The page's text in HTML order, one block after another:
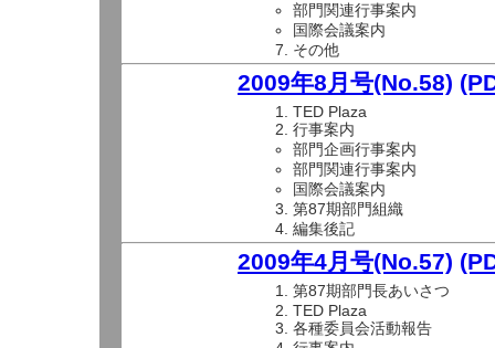
部門関連行事案内
国際会議案内
その他
2009年8月号(No.58)
TED Plaza
行事案内
部門企画行事案内
部門関連行事案内
国際会議案内
第87期部門組織
編集後記
2009年4月号(No.57)
第87期部門長あいさつ
TED Plaza
各種委員会活動報告